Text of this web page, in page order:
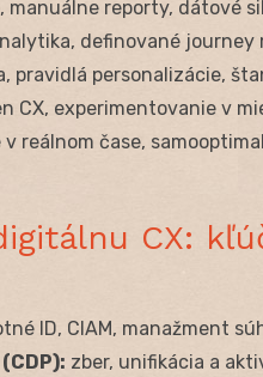
manuálne reporty, dátové
definované
pravidlá personalizácie,
CX, experimentovanie v
reálnom čase,
CX:
ID, CIAM, manažment
zber, unifikácia a